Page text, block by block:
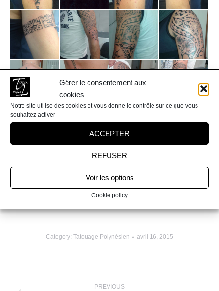
Gérer le consentement aux
cookies
Notre site utilise des cookies et vous donne le contrôle sur ce que vous
souhaitez activer
ACCEPTER
REFUSER
Voir les options
Cookie policy
Category: Tatouage Polynésien avril 16, 2015
PREVIOUS